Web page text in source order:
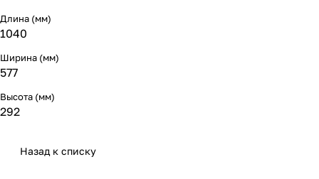
Длина (мм)
1040
Ширина (мм)
577
Высота (мм)
292
Назад к списку